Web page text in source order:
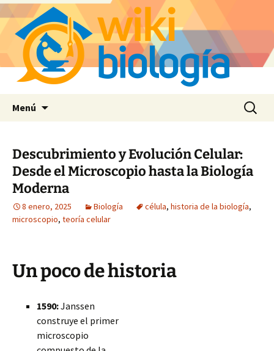
Menú Buscar:
Descubrimiento y Evolución Celular:
Desde el Microscopio hasta la Biología
Moderna
8 enero, 2025 Biología célula, historia de la biología,
microscopio, teoría celular
Un poco de historia
1590:Janssen
construye el primer
microscopio